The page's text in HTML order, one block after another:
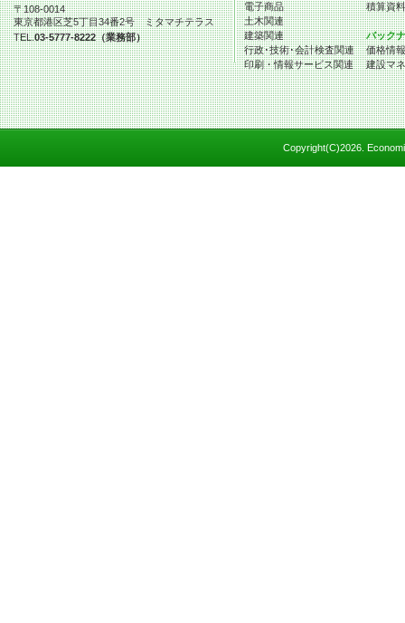
〒108-0014
東京都港区芝5丁目34番2号 ミタマチテラス
TEL.03-5777-8222（業務部）
電子商品
土木関連
建築関連
行政･技術･会計検査関連
印刷・情報サービス関連
積算資
バック
価格情
建設マ
Copyright(C)2026.